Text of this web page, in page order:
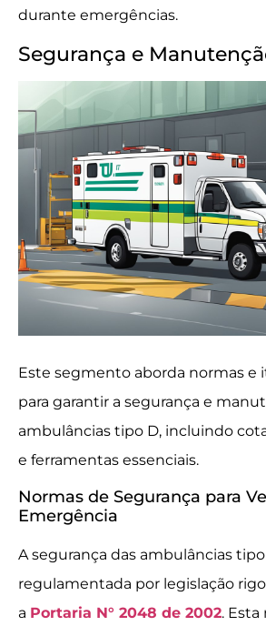
durante emergências.
Segurança e
Este segmento aborda normas e
para garantir a segurança e
ambulâncias tipo D, incluindo
e ferramentas essenciais.
Normas de Segurança para
Emergência
A segurança das ambulâncias
regulamentada por legislação
a Portaria N° 2048 de 2002. Esta